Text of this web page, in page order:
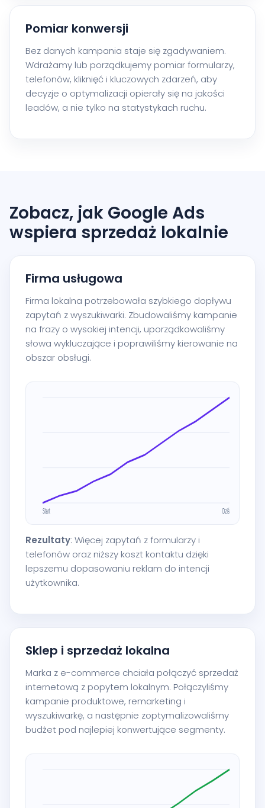
Pomiar konwersji
Bez danych kampania staje się zgadywaniem.
Wdrażamy lub porządkujemy pomiar formularzy,
telefonów, kliknięć i kluczowych zdarzeń, aby
decyzje o optymalizacji opierały się na jakości
leadów, a nie tylko na statystykach ruchu.
Zobacz, jak Google Ads
wspiera sprzedaż lokalnie
Firma usługowa
Firma lokalna potrzebowała szybkiego dopływu
zapytań z wyszukiwarki. Zbudowaliśmy kampanie
na frazy o wysokiej intencji, uporządkowaliśmy
słowa wykluczające i poprawiliśmy kierowanie na
obszar obsługi.
Rezultaty: Więcej zapytań z formularzy i
telefonów oraz niższy koszt kontaktu dzięki
lepszemu dopasowaniu reklam do intencji
użytkownika.
Sklep i sprzedaż lokalna
Marka z e-commerce chciała połączyć sprzedaż
internetową z popytem lokalnym. Połączyliśmy
kampanie produktowe, remarketing i
wyszukiwarkę, a następnie zoptymalizowaliśmy
budżet pod najlepiej konwertujące segmenty.